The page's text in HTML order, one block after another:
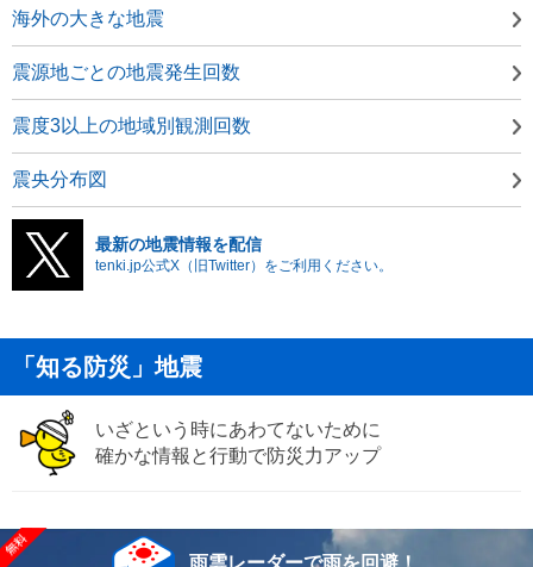
海外の大きな地震
震源地ごとの地震発生回数
震度3以上の地域別観測回数
震央分布図
最新の地震情報を配信
tenki.jp公式X（旧Twitter）をご利用ください。
「知る防災」地震
いざという時にあわてないために
確かな情報と行動で防災力アップ
雨雲レーダーで雨を回避！